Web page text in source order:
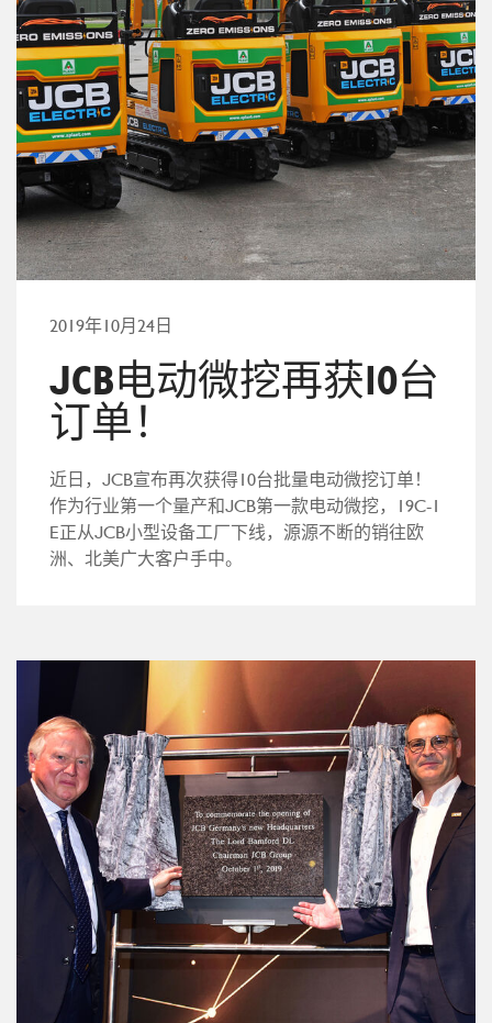
2019年10月24日
JCB电动微挖再获10台
订单！
近日，JCB宣布再次获得10台批量电动微挖订单！
作为行业第一个量产和JCB第一款电动微挖，19C-1
E正从JCB小型设备工厂下线，源源不断的销往欧
洲、北美广大客户手中。